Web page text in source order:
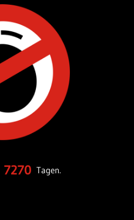
7270 Tagen.